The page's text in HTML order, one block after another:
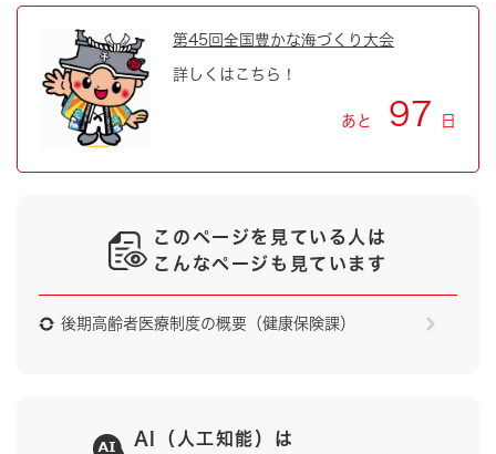
第45回全国豊かな海づくり大会
詳しくはこちら！
あと 97 日
このページを見ている人は
こんなページも見ています
後期高齢者医療制度の概要（健康保険課）
AI（人工知能）は